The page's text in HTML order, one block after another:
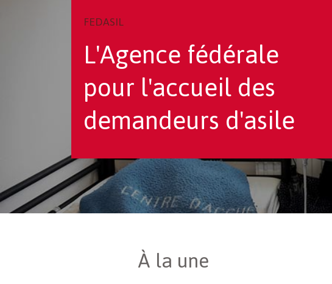
FEDASIL
L'Agence fédérale
pour l'accueil des
demandeurs d'asile
À la une